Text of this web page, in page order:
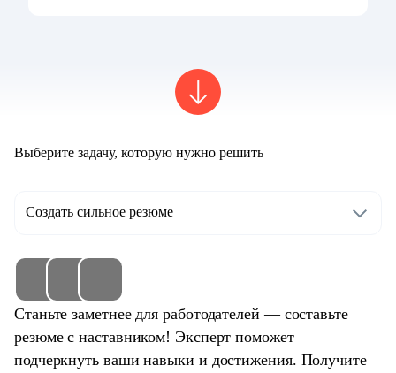
Выберите задачу, которую нужно решить
Создать сильное резюме
Станьте заметнее для работодателей — составьте
резюме с наставником! Эксперт поможет
подчеркнуть ваши навыки и достижения. Получите